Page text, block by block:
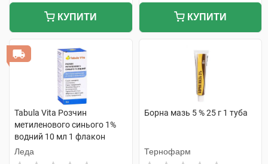
КУПИТИ КУПИТИ
Tabula Vita Розчин
метиленового синього 1%
водний 10 мл 1 флакон
Леда
Борна мазь 5 % 25 г 1 туба
Тернофарм